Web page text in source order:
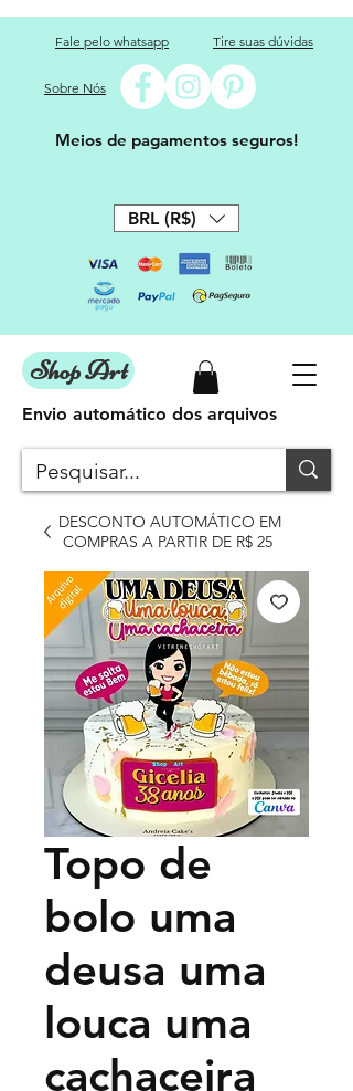
Fale pelo whatsapp Tire suas dúvidas
Sobre Nós
Meios de pagamentos seguros!
BRL (R$)
Shop Art
DESCONTO AUTOMÁTICO EM
COMPRAS A PARTIR DE R$ 25
Envio automático dos arquivos
Topo de
bolo uma
deusa uma
louca uma
cachaceira